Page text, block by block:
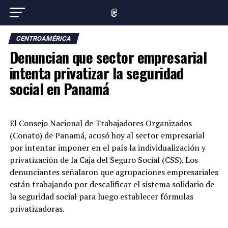
CENTROAMÉRICA
Denuncian que sector empresarial
intenta privatizar la seguridad
social en Panamá
El Consejo Nacional de Trabajadores Organizados
(Conato) de Panamá, acusó hoy al sector empresarial
por intentar imponer en el país la individualización y
privatización de la Caja del Seguro Social (CSS). Los
denunciantes señalaron que agrupaciones empresariales
están trabajando por descalificar el sistema solidario de
la seguridad social para luego establecer fórmulas
privatizadoras.